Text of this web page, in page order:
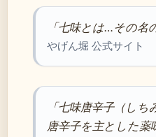
「七味とは…その名
やげん堀 公式サイト
「七味唐辛子（しち
唐辛子を主とした薬